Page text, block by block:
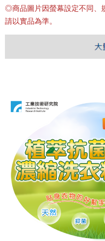
◎商品圖片因螢幕設定不同、
請以實品為準。